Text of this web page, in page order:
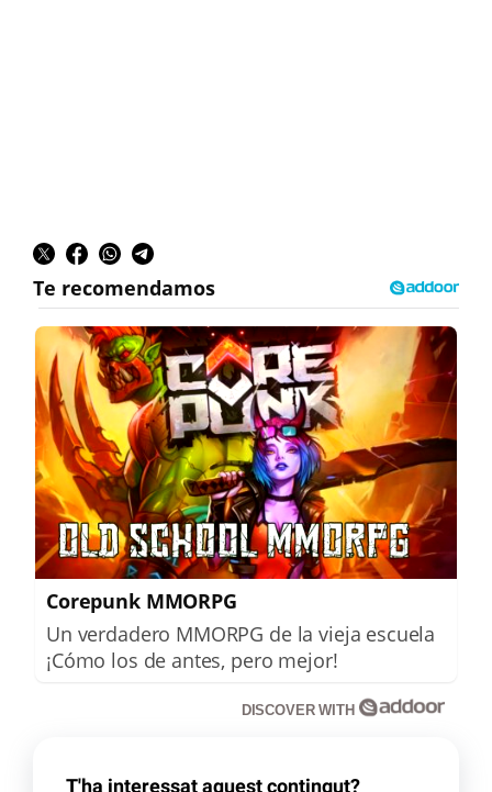
Corepunk MMORPG
Un verdadero MMORPG de la vieja escuela
¡Cómo los de antes, pero mejor!
DISCOVER WITH
T'ha interessat aquest contingut?